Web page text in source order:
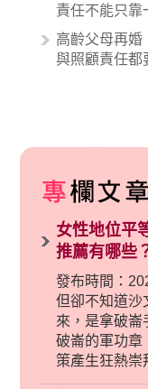
責任不能只靠
高齡父母再婚
與照顧責任都
女性地位平
推薦有哪些
發布時間：
但卻不知道沙
來，是拿破崙
破崙的軍功章
策產生狂熱崇
義後來就被拿